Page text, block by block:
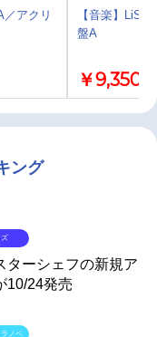
／アクリ
【音楽】
盤A
￥9,350
ング
ターシェフの新規ア
10/24発売
ズ
ノベ